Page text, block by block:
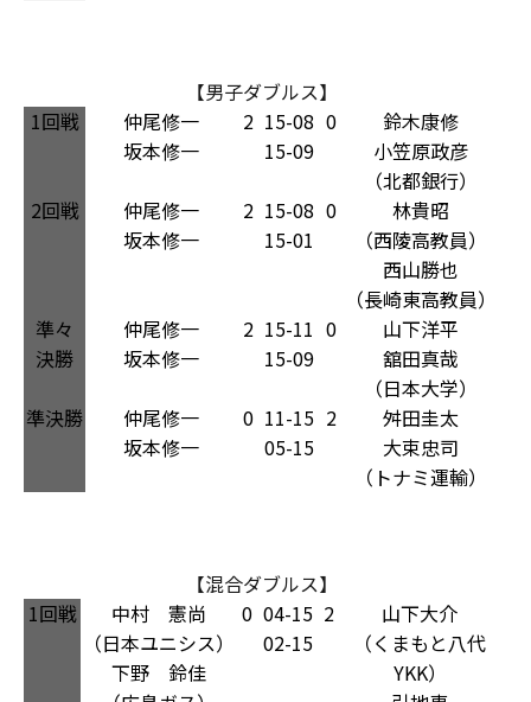
【男子ダブルス】
1回戦
仲尾修一
坂本修一
2 15-08
15-09
0
鈴木康修
小笠原政彦
（北都銀行）
2回戦
仲尾修一
坂本修一
2 15-08
15-01
0
林貴昭
（西陵高教員）
西山勝也
（長崎東高教員）
準々
決勝
仲尾修一
坂本修一
2 15-11
15-09
0
山下洋平
舘田真哉
（日本大学）
準決勝
仲尾修一
坂本修一
0 11-15
05-15
2
舛田圭太
大束忠司
（トナミ運輸）
【混合ダブルス】
1回戦
中村 憲尚
（日本ユニシス）
下野 鈴佳
0 04-15
02-15
2
山下大介
（くまもと八代
YKK）